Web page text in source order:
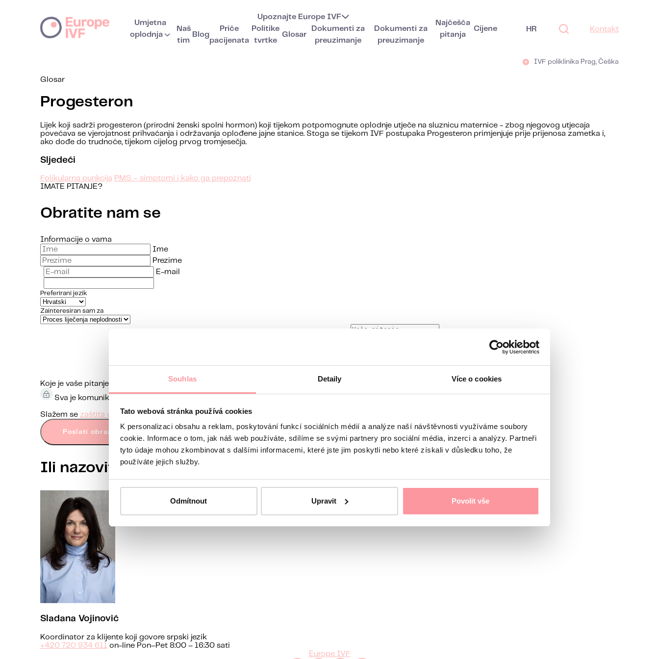
Souhlas Detaily Více o cookies
Tato webová stránka používá cookies
K personalizaci obsahu a reklam, poskytování funkcí sociálních médií a analýze naší návštěvnosti využíváme soubory
cookie. Informace o tom, jak náš web používáte, sdílíme se svými partnery pro sociální média, inzerci a analýzy. Partneři
tyto údaje mohou zkombinovat s dalšími informacemi, které jste jim poskytli nebo které získali v důsledku toho, že
používáte jejich služby.
Odmítnout Upravit Povolit vše
Umjetna
oplodnja
Upoznajte Europe IVF
Naš
tim
Blog
Priče
pacijenata
Politike
tvrtke
Glosar
Dokumenti za
preuzimanje
Dokumenti za
preuzimanje
Najčešća
pitanja
Cijene HR Kontakt
IVF poliklinika Prag, Češka
Glosar
Progesteron
Lijek koji sadrži progesteron (prirodni ženski spolni hormon) koji tijekom potpomognute oplodnje utječe na sluznicu maternice - zbog njegovog utjecaja
povećava se vjerojatnost prihvaćanja i održavanja oplođene jajne stanice. Stoga se tijekom IVF postupaka Progesteron primjenjuje prije prijenosa zametka i,
ako dođe do trudnoće, tijekom cijelog prvog tromjesečja.
Sljedeći
Folikularna punkcija PMS – simptomi i kako ga prepoznati
IMATE PITANJE?
Obratite nam se
Informacije o vama
Ime
Prezime
E-mail
Preferirani jezik
Zainteresiran sam za
Koje je vaše pitanje?
Komunikacija je maksimalno diskretna, ne bojte se bilo što pitati
Sva je komunikacija šifrirana i odvija se putem SSL protokola, a podliježe pravilima naših
Slažem se zaštita osobnih podataka Obrazac se ne može poslati bez vašeg pristanka
Poslati obrazac
Ili nazovite našu koordinatoricu
Sladana Vojinović
Koordinator za klijente koji govore srpski jezik
+420 720 934 611
on-line Pon–Pet 8:00 – 16:30 sati
Europe IVF